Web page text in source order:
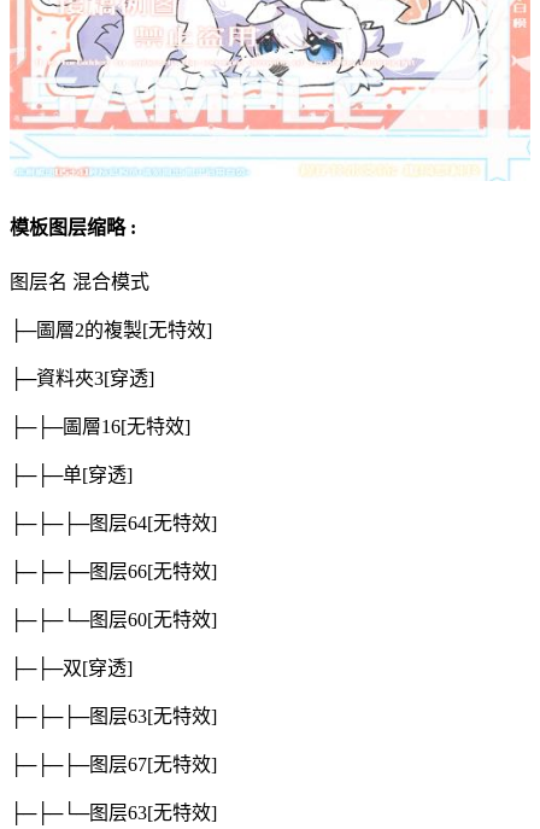
模板图层缩略 :
图层名 混合模式
├─圖層2的複製[无特效]
├─資料夾3[穿透]
├─├─圖層16[无特效]
├─├─单[穿透]
├─├─├─图层64[无特效]
├─├─├─图层66[无特效]
├─├─└─图层60[无特效]
├─├─双[穿透]
├─├─├─图层63[无特效]
├─├─├─图层67[无特效]
├─├─└─图层63[无特效]